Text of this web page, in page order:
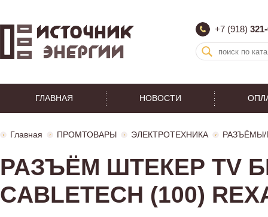
+7 (918)
ГЛАВНАЯ НОВОСТИ
Главная ПРОМТОВАРЫ ЭЛЕКТРОТЕХНИКА
РАЗЪЁМ ШТЕКЕР TV
CABLETECH (100)